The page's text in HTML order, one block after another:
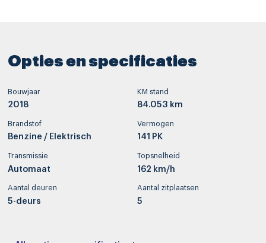
Opties en specificaties
Bouwjaar
2018
KM stand
84.053 km
Brandstof
Benzine / Elektrisch
Vermogen
141 PK
Transmissie
Automaat
Topsnelheid
162 km/h
Aantal deuren
5-deurs
Aantal zitplaatsen
5
Interieurkleur Bekleding